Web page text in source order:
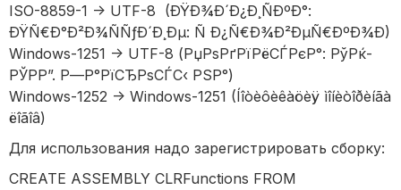
ISO-8859-1 -> UTF-8 (ÐŸÐ¾Ð´Ð¿Ð¸ÑÐºÐ°:
ÐŸÑ€Ð°Ð²Ð¾ÑÑƒÐ´Ð¸Ðµ: Ñ Ð¿Ñ€Ð¾Ð²ÐµÑ€ÐºÐ¾Ð)
Windows-1251 -> UTF-8 (РџРѕРґРїРёСЃРєР°: РўРќ-
РЎР­Р”. Р—Р°РїСЂРѕСЃС‹ РЅР°)
Windows-1252 -> Windows-1251 (Íîòèôèêàöèÿ ìîíèòîðèíãà
ëîãîâ)
Для использования надо зарегистрировать сборку:
CREATE ASSEMBLY CLRFunctions FROM